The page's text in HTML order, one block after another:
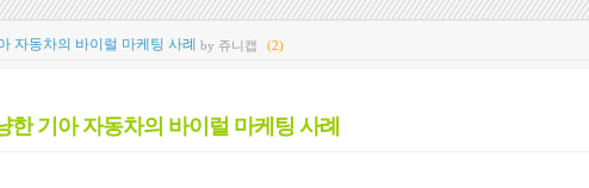
자동차의 바이럴 마케팅 사례 by 쥬니캡 (2)
한 기아 자동차의 바이럴 마케팅 사례